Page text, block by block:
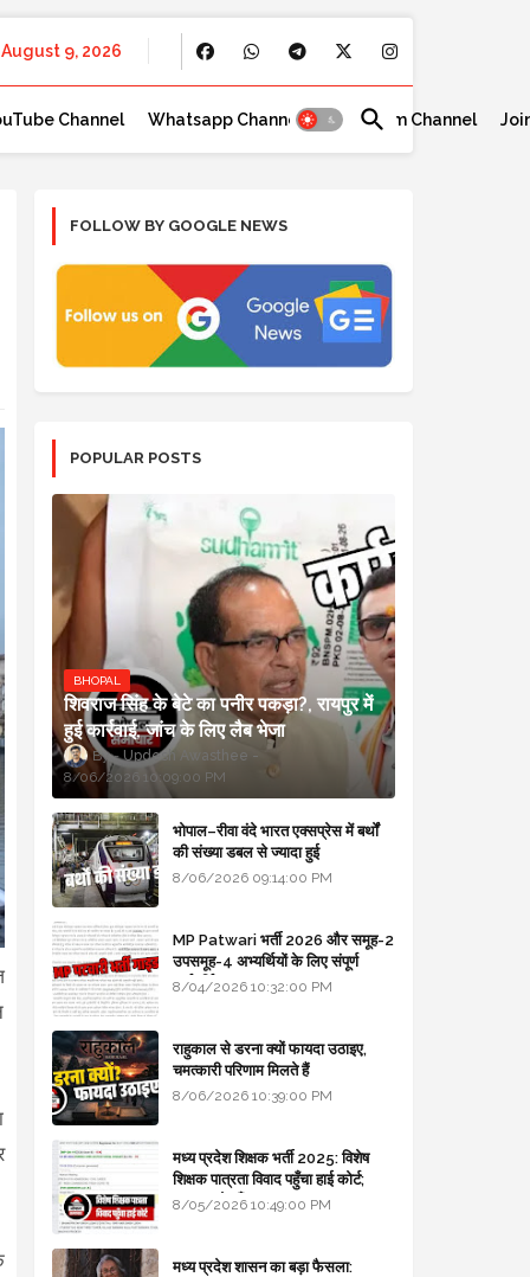
August 9, 2026
Channel Whatsapp Channel Telegram Channel
FOLLOW BY GOOGLE NEWS
POPULAR POSTS
BHOPAL
शिवराज सिंह के बेटे का पनीर पकड़ा?, रायपुर में
हुई कार्रवाई, जांच के लिए लैब भेजा
Updesh Awasthee
8/06/2026 10:09:00 PM
भोपाल–रीवा वंदे भारत एक्सप्रेस में बर्थों
की संख्या डबल से ज्यादा हुई
8/06/2026 09:14:00 PM
MP Patwari भर्ती 2026 और समूह-2
उपसमूह-4 अभ्यर्थियों के लिए संपूर्ण
मार्गदर्शिका
8/04/2026 10:32:00 PM
राहुकाल से डरना क्यों फायदा उठाइए,
चमत्कारी परिणाम मिलते हैं
8/06/2026 10:39:00 PM
मध्य प्रदेश शिक्षक भर्ती 2025: विशेष
शिक्षक पात्रता विवाद पहुँचा हाई कोर्ट;
सरकार से माँगा जवाब
8/05/2026 10:49:00 PM
मध्य प्रदेश शासन का बड़ा फैसला: